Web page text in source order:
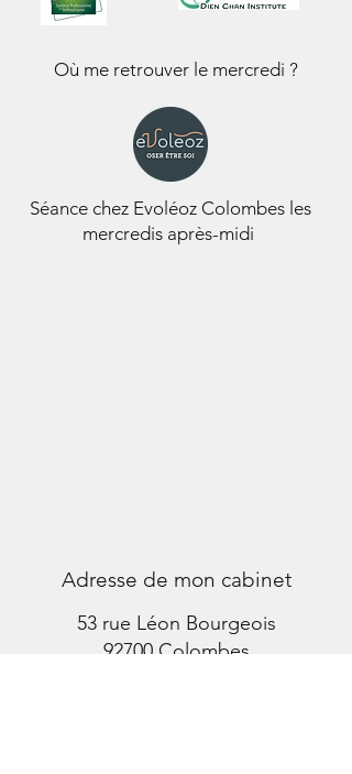
Où me retrouver le mercredi ?
Séance chez Evoléoz Colombes les
mercredis après-midi
Adresse de mon cabinet
53 rue Léon Bourgeois
92700 Colombes